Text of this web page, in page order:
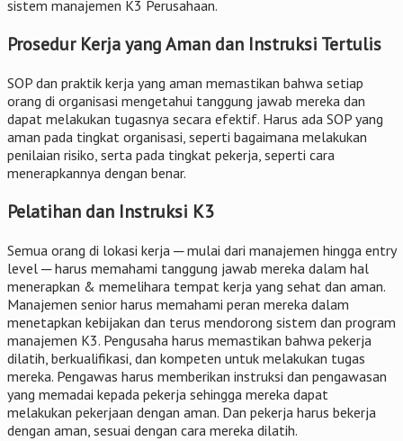
sistem manajemen K3 Perusahaan.
Prosedur Kerja yang Aman dan Instruksi Tertulis
SOP dan praktik kerja yang aman memastikan bahwa setiap
orang di organisasi mengetahui tanggung jawab mereka dan
dapat melakukan tugasnya secara efektif. Harus ada SOP yang
aman pada tingkat organisasi, seperti bagaimana melakukan
penilaian risiko, serta pada tingkat pekerja, seperti cara
menerapkannya dengan benar.
Pelatihan dan Instruksi K3
Semua orang di lokasi kerja ─ mulai dari manajemen hingga entry
level ─ harus memahami tanggung jawab mereka dalam hal
menerapkan & memelihara tempat kerja yang sehat dan aman.
Manajemen senior harus memahami peran mereka dalam
menetapkan kebijakan dan terus mendorong sistem dan program
manajemen K3. Pengusaha harus memastikan bahwa pekerja
dilatih, berkualifikasi, dan kompeten untuk melakukan tugas
mereka. Pengawas harus memberikan instruksi dan pengawasan
yang memadai kepada pekerja sehingga mereka dapat
melakukan pekerjaan dengan aman. Dan pekerja harus bekerja
dengan aman, sesuai dengan cara mereka dilatih.